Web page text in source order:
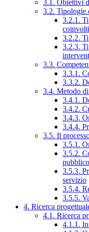
3.1. Obiettivi
3.2. Tipologie
3.2.1.
3.2.2.
3.2.3.
3.3.
3.3.1.
3.3.2.
3.4. Metodo
3.4.1.
3.4.2.
3.4.3.
3.4.4.
3.5. Il
3.5.1.
3.5.2.
pubblico
3.5.3.
servizio
3.5.4.
3.5.5.
4. Ricerca
4.1. Ricerca
4.1.1.